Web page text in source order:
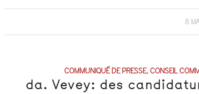
8
COMMUNIQUÉ DE PRESSE,CONSEIL
da. Vevey: des